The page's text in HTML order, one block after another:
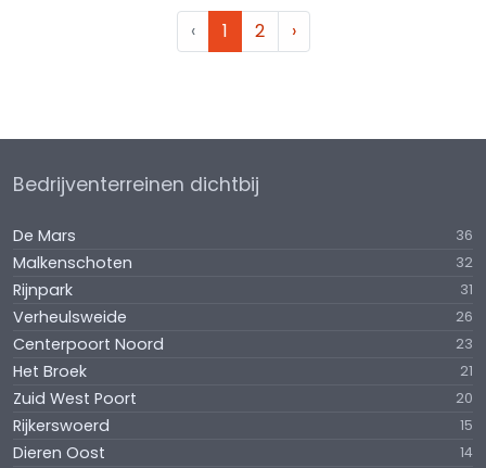
‹ 1 2 ›
Bedrijventerreinen dichtbij
De Mars 36
Malkenschoten 32
Rijnpark 31
Verheulsweide 26
Centerpoort Noord 23
Het Broek 21
Zuid West Poort 20
Rijkerswoerd 15
Dieren Oost 14